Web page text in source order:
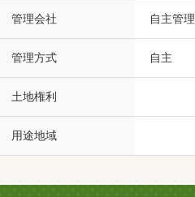
管理会社 自主管理
管理方式 自主
土地権利
用途地域